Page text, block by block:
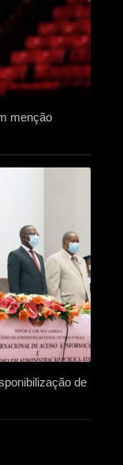
menção
de